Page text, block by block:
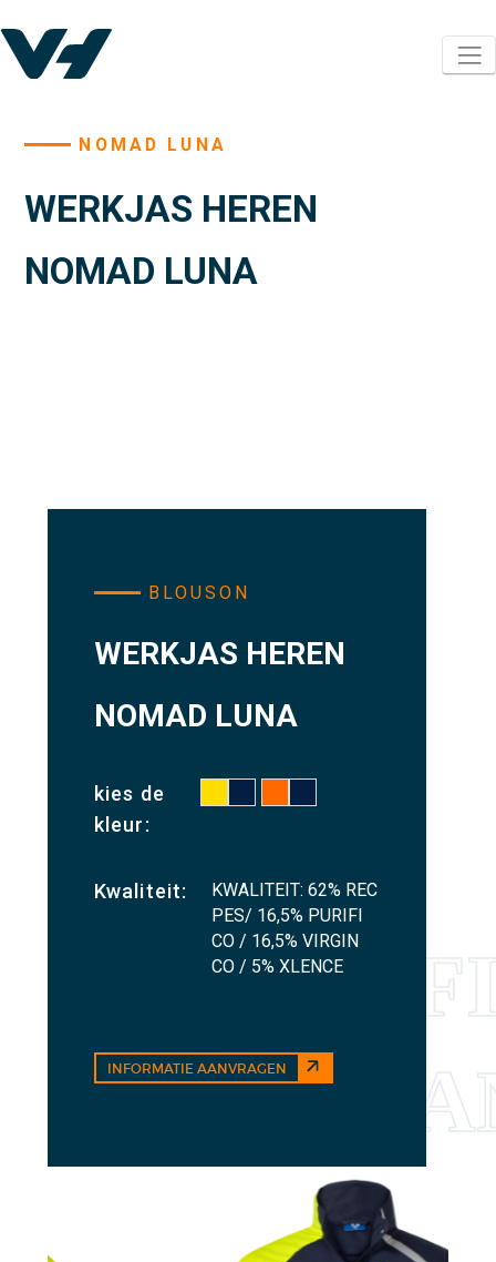
NOMAD LUNA
WERKJAS HEREN
NOMAD LUNA
BLOUSON
WERKJAS HEREN
NOMAD LUNA
kies de
kleur:
Kwaliteit:
KWALITEIT: 62% REC
PES/ 16,5% PURIFI
CO / 16,5% VIRGIN
CO / 5% XLENCE
INFORMATIE AANVRAGEN